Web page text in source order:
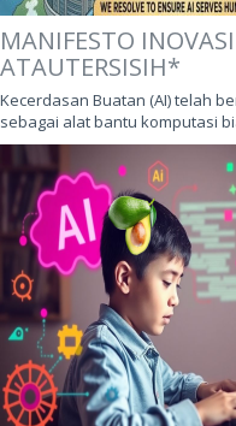
MANIFESTO
ATAUTERSISIH*
Kecerdasan Buatan (AI) telah
sebagai alat bantu komputasi